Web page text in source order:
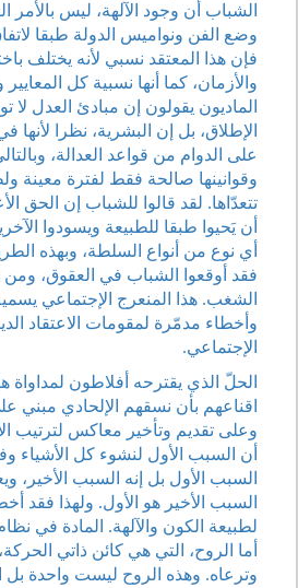
الشباب أن وجود الآلهة، ليس بالأمر
وضع الفن ونواميس الدولة طبقا
فإن هذا المعتقد نسبي لأنه يختلف
والأزمان، كما أنها نسبية كل المعايير
الماديون يقولون إن مبادئ العدل لا
الإطلاق، بل إن البشرية، نظرا
على الدوام من قواعد العدالة،
وقوانينها صالحة فقط لفترة معينة
تتعدّاها. لقد قالوا للشباب إن الحق
أن يَحيوا طبقا للطبيعة ويسودوا
أي نوع من أنواع السلطة، وبهذه
فقد أوقعوا الشباب في العقوق،
الشغب. هذا المنعرج الإجتماعي
وأخطاء مدمّرة لمقومات الاعتقاد
الإجتماعي.
الحلّ الذي يقترحه أفلاطون لمداواة
اقناعهم بأن نسقهم الإلحادي مبني
وعلى تقديم وتأخير معاكس لترتيب
أن السبب الأول لنشوء كل الأشياء
السبب الأول بل إنه السبب الأخير،
السبب الأخير هو الأول. ولهذا فقد
لطبيعة الكون والآلهة. المادة في
أما الروح، التي هي كائن ذاتي
وترعاه. وهذه الروح ليست واحدة بل